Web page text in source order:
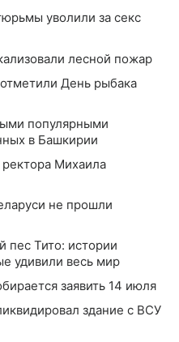
уволили за секс
лесной пожар
День рыбака
популярными
в Башкирии
Михаила
не прошли
пес Тито: истории
удивили весь мир
заявить 14 июля
здание с ВСУ